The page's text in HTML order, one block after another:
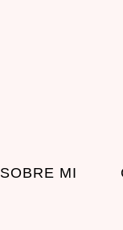
SOBRE MI